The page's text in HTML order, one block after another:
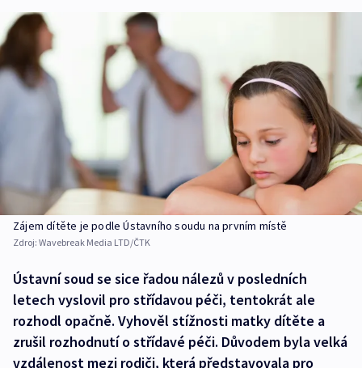
Zájem dítěte je podle Ústavního soudu na prvním místě
Zdroj: Wavebreak Media LTD/ČTK
Ústavní soud se sice řadou nálezů v posledních
letech vyslovil pro střídavou péči, tentokrát ale
rozhodl opačně. Vyhověl stížnosti matky dítěte a
zrušil rozhodnutí o střídavé péči. Důvodem byla velká
vzdálenost mezi rodiči, která představovala pro